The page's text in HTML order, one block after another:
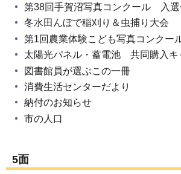
第38回手賀沼写真コンクール 入選
冬水田んぼで稲刈り＆虫捕り大会
第1回農業体験こども写真コンク
太陽光パネル・蓄電池 共同購入キ
図書館員が選ぶこの一冊
消費生活センターだより
納付のお知らせ
市の人口
5面